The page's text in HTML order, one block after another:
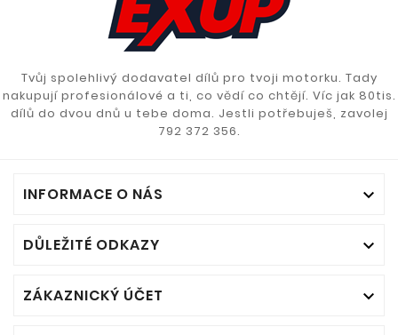
Tvůj spolehlivý dodavatel dílů pro tvoji motorku. Tady
nakupují profesionálové a ti, co vědí co chtějí. Víc jak 80tis.
dílů do dvou dnů u tebe doma. Jestli potřebuješ, zavolej
792 372 356.
INFORMACE O NÁS 
DŮLEŽITÉ ODKAZY 
ZÁKAZNICKÝ ÚČET 